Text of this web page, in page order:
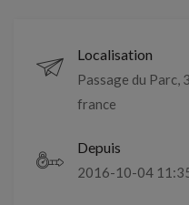
Localisation
Passage du
france
Depuis
2016-10-04